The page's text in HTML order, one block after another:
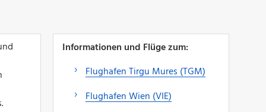
Informationen und Flüge zum:
Flughafen Tirgu Mures (TGM)
Flughafen Wien (VIE)